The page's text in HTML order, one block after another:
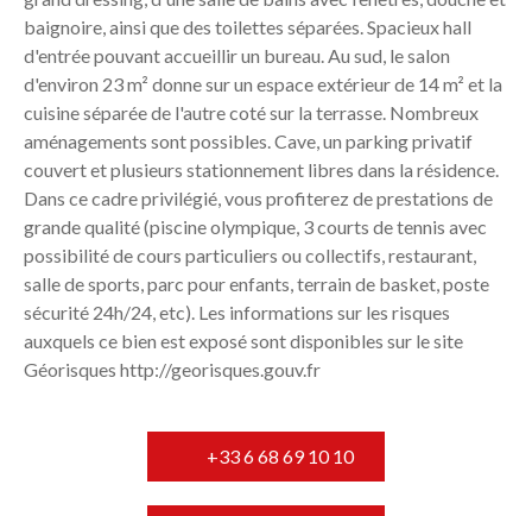
baignoire, ainsi que des toilettes séparées. Spacieux hall
d'entrée pouvant accueillir un bureau. Au sud, le salon
d'environ 23 m² donne sur un espace extérieur de 14 m² et la
cuisine séparée de l'autre coté sur la terrasse. Nombreux
aménagements sont possibles. Cave, un parking privatif
couvert et plusieurs stationnement libres dans la résidence.
Dans ce cadre privilégié, vous profiterez de prestations de
grande qualité (piscine olympique, 3 courts de tennis avec
possibilité de cours particuliers ou collectifs, restaurant,
salle de sports, parc pour enfants, terrain de basket, poste
sécurité 24h/24, etc). Les informations sur les risques
auxquels ce bien est exposé sont disponibles sur le site
Géorisques http://georisques.gouv.fr
+33 6 68 69 10 10